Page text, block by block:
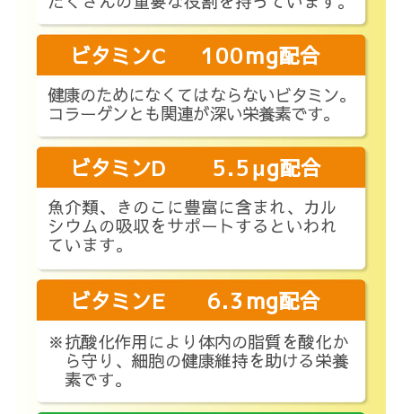
ビタミンC 100mg配合
健康のためになくてはならないビタミン。
コラーゲンとも関連が深い栄養素です。
ビタミンD 5.5μg配合
魚介類、きのこに豊富に含まれ、カル
シウムの吸収をサポートするといわれ
ています。
ビタミンE 6.3mg配合
※抗酸化作用により体内の脂質を酸化か
ら守り、細胞の健康維持を助ける栄養
素です。